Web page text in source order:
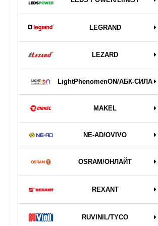
LEGRAND
LEZARD
LightPhenomenON/АБК-СИЛА
MAKEL
NE-AD/OVIVO
OSRAM/ОНЛАЙТ
REXANT
RUVINIL/TYCO